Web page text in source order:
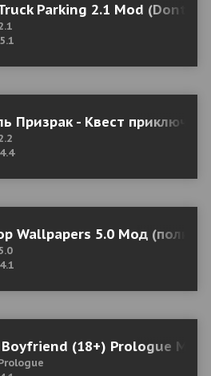
Parking 2.1 Mod (Dont
Призрак - Квест
Wallpapers 5.0 Мод (полная
(18+) Prologue Мод